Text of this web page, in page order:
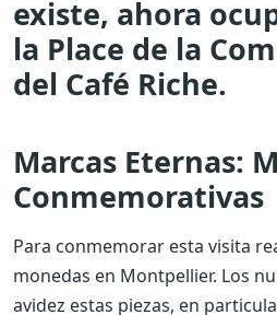
existe, ahora
la Place de la
del Café Riche.
Marcas Eternas:
Conmemorativas
Para conmemorar esta visita
monedas en Montpellier. Los
avidez estas piezas, en